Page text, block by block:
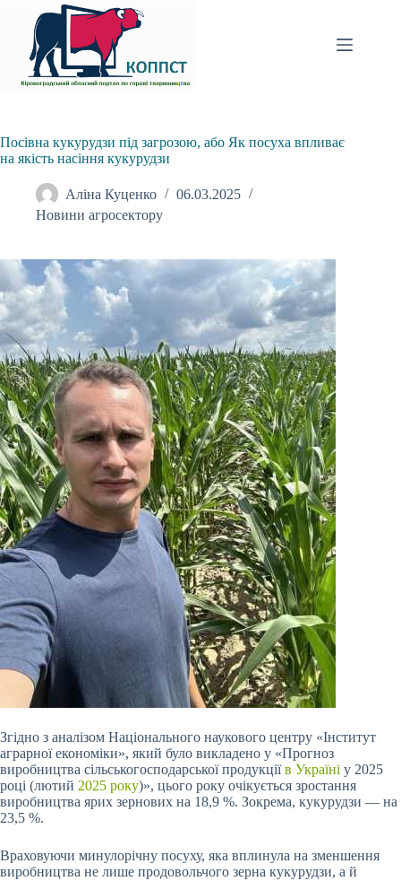
вмісту
Посівна кукурудзи під загрозою, або Як посуха впливає
на якість насіння кукурудзи
Аліна Куценко
06.03.2025
Новини агросектору
Згідно з аналізом Національного наукового центру «Інститут
аграрної економіки», який було викладено у «Прогноз
виробництва сільськогосподарської продукціїв Україні у 2025
році (лютий 2025 року)», цього року очікується зростання
виробництва ярих зернових на 18,9 %. Зокрема, кукурудзи — на
23,5 %.
Враховуючи минулорічну посуху, яка вплинула на зменшення
виробництва не лише продовольчого зерна кукурудзи, а й